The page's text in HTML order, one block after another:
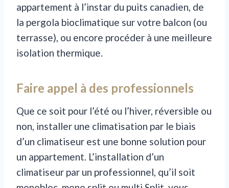
appartement à l’instar du puits canadien, de
la pergola bioclimatique sur votre balcon (ou
terrasse), ou encore procéder à une meilleure
isolation thermique.
Faire appel à des professionnels
Que ce soit pour l’été ou l’hiver, réversible ou
non, installer une climatisation par le biais
d’un climatiseur est une bonne solution pour
un appartement. L’installation d’un
climatiseur par un professionnel, qu’il soit